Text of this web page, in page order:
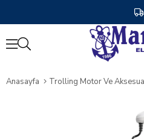
Anasayfa Trolling Motor Ve